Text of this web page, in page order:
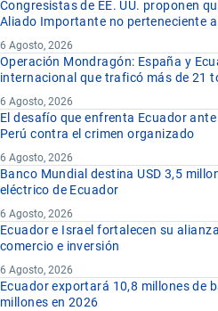
Congresistas de EE. UU. proponen
Aliado Importante no perteneciente a
6 Agosto, 2026
Operación Mondragón: España y
internacional que traficó más de 21
6 Agosto, 2026
El desafío que enfrenta Ecuador
Perú contra el crimen organizado
6 Agosto, 2026
Banco Mundial destina USD 3,5
eléctrico de Ecuador
6 Agosto, 2026
Ecuador e Israel fortalecen su
comercio e inversión
6 Agosto, 2026
Ecuador exportará 10,8 millones de
millones en 2026